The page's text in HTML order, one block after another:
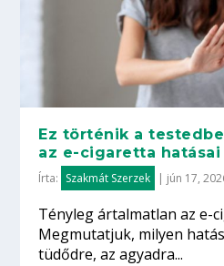
Ez történik a
az e-cigaretta hatásai
Írta: Szakmát Szerzek | jún 17,
Tényleg ártalmatlan az e-
Megmutatjuk, milyen
tüdődre, az agyadra...